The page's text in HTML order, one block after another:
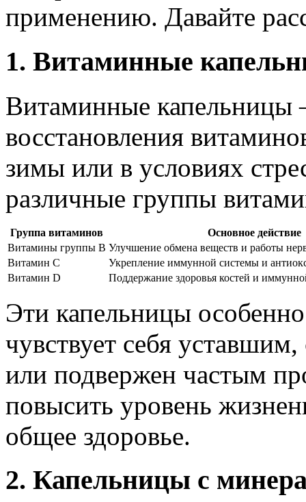
применению. Давайте
1. Витаминные
Витаминные капельницы
восстановления
зимы или в условиях
различные группы
Группа витаминов
Основное действие
Витамины группы B Улучшение обмена веществ и работы
Витамин C
Укрепление иммунной системы и
Витамин D
Поддержание здоровья костей и
Эти капельницы
чувствует себя уставшим,
или подвержен частым
повысить уровень
общее здоровье.
2. Капельницы с